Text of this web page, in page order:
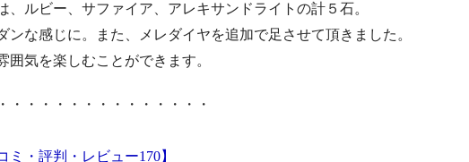
ルビー、サファイア、アレキサンドライトの計５石。
な感じに。また、メレダイヤを追加で足させて頂きました。
気を楽しむことができます。
・・・・・・・・・・・・・・
・評判・レビュー170】